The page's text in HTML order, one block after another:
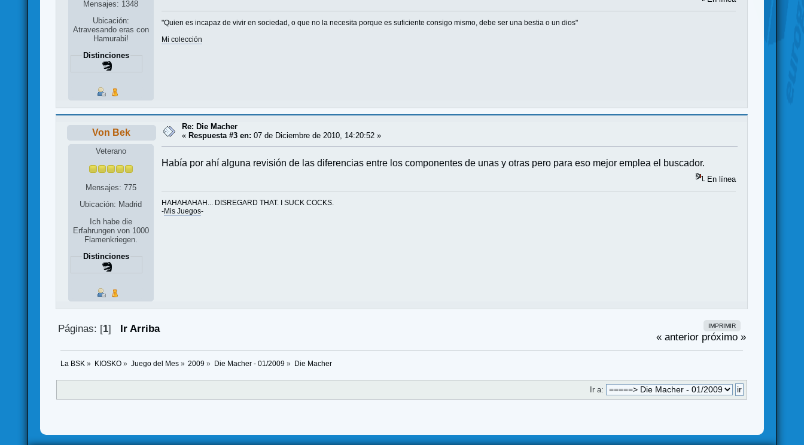
Mensajes: 1348
Ubicación:
Atravesando eras con
Hamurabi!
Distinciones
"Quien es incapaz de vivir en sociedad, o que no la necesita porque es suficiente consigo mismo, debe ser una bestia o un dios"
Mi colección
Von Bek
Veterano
Mensajes: 775
Ubicación: Madrid
Ich habe die
Erfahrungen von 1000
Flamenkriegen.
Distinciones
Re: Die Macher
« Respuesta #3 en: 07 de Diciembre de 2010, 14:20:52 »
Había por ahí alguna revisión de las diferencias entre los componentes de unas y otras pero para eso mejor emplea el buscador.
En línea
HAHAHAHAH... DISREGARD THAT. I SUCK COCKS.
-Mis Juegos-
IMPRIMIR
Páginas: [1] Ir Arriba
« anterior próximo »
La BSK » KIOSKO» Juego del Mes» 2009 » Die Macher - 01/2009 » Die Macher
Ir a: